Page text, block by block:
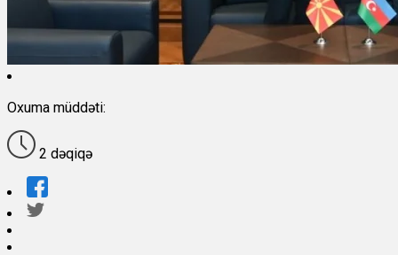
Oxuma müddəti:
2 dəqiqə